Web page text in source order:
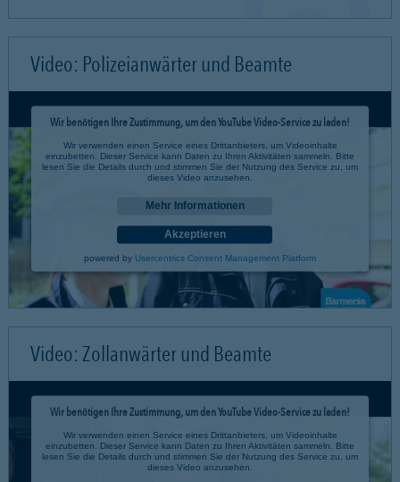
Video: Polizeianwärter und Beamte
Wir benötigen Ihre Zustimmung, um den YouTube Video-Service zu laden!
Wir verwenden einen Service eines Drittanbieters, um Videoinhalte
einzubetten. Dieser Service kann Daten zu Ihren Aktivitäten sammeln. Bitte
lesen Sie die Details durch und stimmen Sie der Nutzung des Service zu, um
dieses Video anzusehen.
Mehr Informationen
Akzeptieren
powered by Usercentrics Consent Management Platform
Video: Zollanwärter und Beamte
Wir benötigen Ihre Zustimmung, um den YouTube Video-Service zu laden!
Wir verwenden einen Service eines Drittanbieters, um Videoinhalte
einzubetten. Dieser Service kann Daten zu Ihren Aktivitäten sammeln. Bitte
lesen Sie die Details durch und stimmen Sie der Nutzung des Service zu, um
dieses Video anzusehen.